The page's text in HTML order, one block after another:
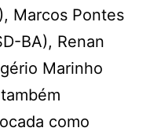
Marcos Pontes
BA), Renan
Marinho
como